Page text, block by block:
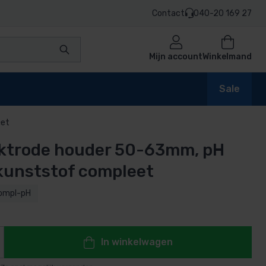
Contact 040-20 169 27
Mijn accountWinkelmand
Sale
houder 50-63mm, pH
compleet
pH
In winkelwagen